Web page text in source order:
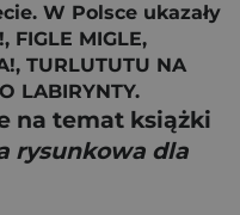
W Polsce ukazały
FIGLE MIGLE,
TURLUTUTU NA
LABIRYNTY.
na temat książki
rysunkowa dla